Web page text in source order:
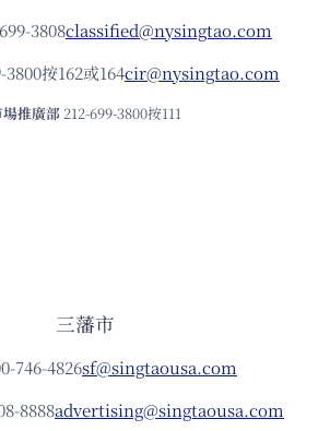
3808classified@nysingtao.com
3800按162或164cir@nysingtao.com
推廣部 212-699-3800按111
三藩市
746-4826sf@singtaousa.com
8888advertising@singtaousa.com